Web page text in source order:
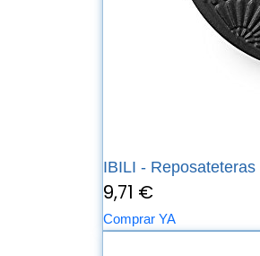
IBILI -
9,71 €
Comprar YA